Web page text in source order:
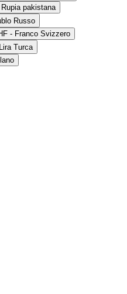
pakistana
Russo
- Franco Svizzero
Turca